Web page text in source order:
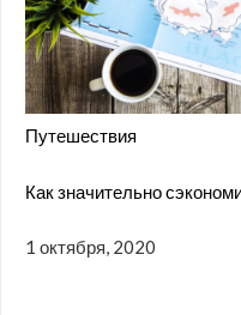
Путешествия
Как значительно
1 октября, 2020